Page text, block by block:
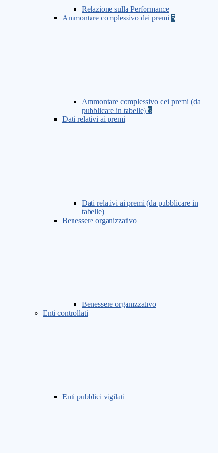
Relazione sulla Performance
Ammontare complessivo dei premi 5
Ammontare complessivo dei premi (da
pubblicare in tabelle) 5
Dati relativi ai premi
Dati relativi ai premi (da pubblicare in
tabelle)
Benessere organizzativo
Benessere organizzativo
Enti controllati
Enti pubblici vigilati